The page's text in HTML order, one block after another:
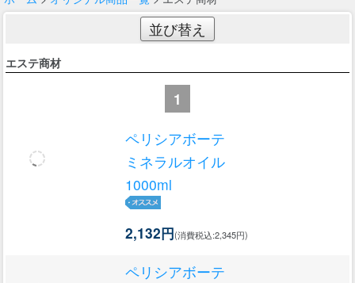
並び替え
エステ商材
1
ペリシアボーテ
ミネラルオイル
1000ml
2,132円(消費税込:2,345円)
ペリシアボーテ